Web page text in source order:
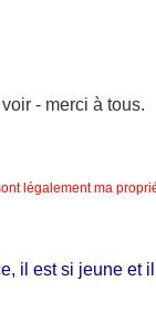
- merci à tous.
légalement ma
est si jeune et il